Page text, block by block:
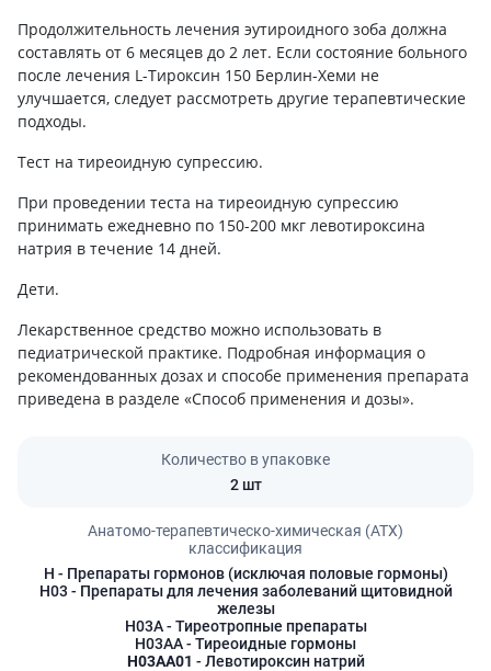
Продолжительность лечения эутироидного зоба должна
составлять от 6 месяцев до 2 лет. Если состояние больного
после лечения L-Тироксин 150 Берлин-Хеми не
улучшается, следует рассмотреть другие терапевтические
подходы.
Тест на тиреоидную супрессию.
При проведении теста на тиреоидную супрессию
принимать ежедневно по 150-200 мкг левотироксина
натрия в течение 14 дней.
Дети.
Лекарственное средство можно использовать в
педиатрической практике. Подробная информация о
рекомендованных дозах и способе применения препарата
приведена в разделе «Способ применения и дозы».
Количество в упаковке
2 шт
Анатомо-терапевтическо-химическая (АТХ)
классификация
H - Препараты гормонов (исключая половые гормоны)
H03 - Препараты для лечения заболеваний щитовидной
железы
H03A- Тиреотропные препараты
H03AA- Тиреоидные гормоны
H03AA01 - Левотироксин натрий